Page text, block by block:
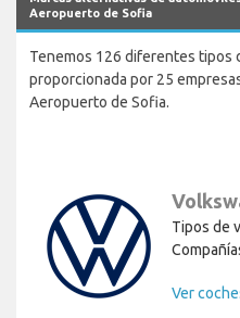
Aeropuerto de Sofia
Tenemos 126 diferentes tipos
proporcionada por 25
Aeropuerto de Sofia.
Tipos de
Ver